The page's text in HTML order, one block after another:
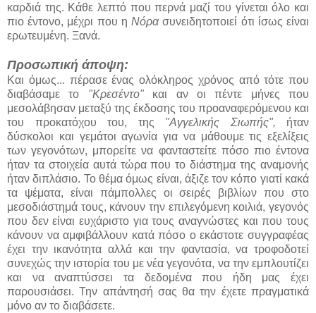
καρδιά της. Κάθε λεπτό που περνά μαζί του γίνεται όλο και
πιο έντονο, μέχρι που ηΝόρασυνειδητοποιεί ότι ίσως είναι
ερωτευμένη. Ξανά.
Προσωπική άποψη:
Και όμως... πέρασε ένας ολόκληρος χρόνος από τότε που
διαβάσαμε το "Κρεσέντο" και αν οι πέντε μήνες που
μεσολάβησαν μεταξύ της έκδοσης του προαναφερόμενου και
του προκατόχου του, της "Αγγελικής Σιωπής", ήταν
δύσκολοι και γεμάτοι αγωνία για να μάθουμε τις εξελίξεις
των γεγονότων, μπορείτε να φανταστείτε πόσο πιο έντονα
ήταν τα στοιχεία αυτά τώρα που το διάστημα της αναμονής
ήταν διπλάσιο. Το θέμα όμως είναι, άξιζε τον κόπο γιατί κακά
τα ψέματα, είναι πάμπολλες οι σειρές βιβλίων που στο
μεσοδιάστημά τους, κάνουν την επιλεγόμενη κοιλιά, γεγονός
που δεν είναι ευχάριστο για τους αναγνώστες και που τους
κάνουν να αμφιβάλλουν κατά πόσο ο εκάστοτε συγγραφέας
έχει την ικανότητα αλλά και την φαντασία, να τροφοδοτεί
συνεχώς την ιστορία του με νέα γεγονότα, να την εμπλουτίζει
και να αναπτύσσει τα δεδομένα που ήδη μας έχει
παρουσιάσει. Την απάντησή σας θα την έχετε πραγματικά
μόνο αν το διαβάσετε.